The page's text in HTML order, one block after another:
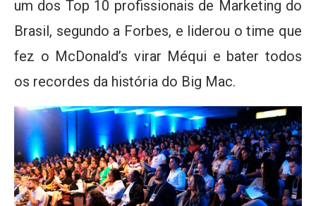
um dos Top 10 profissionais de Marketing do
Brasil, segundo a Forbes, e liderou o time que
fez o McDonald’s virar Méqui e bater todos
os recordes da história do Big Mac.